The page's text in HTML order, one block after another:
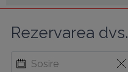
Rezervarea dvs.